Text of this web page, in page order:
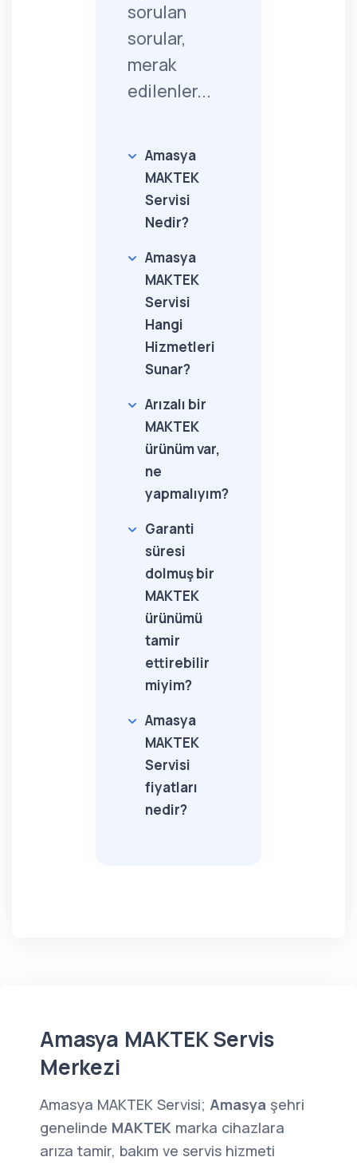
sorulan
sorular,
merak
edilenler...
Amasya
MAKTEK
Servisi
Nedir?
Amasya
MAKTEK
Servisi
Hangi
Hizmetleri
Sunar?
Arızalı bir
MAKTEK
ürünüm var,
ne
yapmalıyım?
Garanti
süresi
dolmuş bir
MAKTEK
ürünümü
tamir
ettirebilir
miyim?
Amasya
MAKTEK
Servisi
fiyatları
nedir?
Amasya MAKTEK Servis
Merkezi
Amasya MAKTEK Servisi; Amasya şehri
genelinde MAKTEK marka cihazlara
arıza tamir, bakım ve servis hizmeti